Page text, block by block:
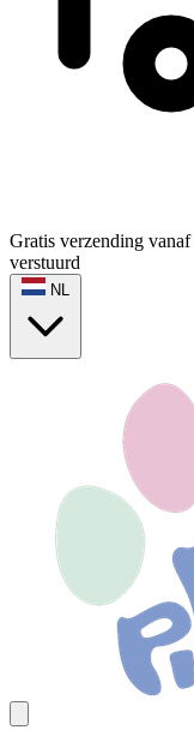
Gratis verzending vanaf
verstuurd
NL